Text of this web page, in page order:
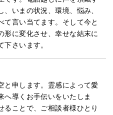
いまの状況、環境、悩み、
て言い当てます。そして今と
形に変化させ、幸せな結末に
さいます。
と申します。霊感によって愛
へ導くお手伝いをいたしま
ることで、ご相談者様ひとり